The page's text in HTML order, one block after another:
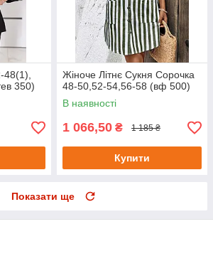
350)
Жіноче Літнє Сукня Сорочка
48-50,52-54,56-58 (вф 500)
В наявності
1 066,50 ₴ 1 185 ₴
Купити
Показати ще